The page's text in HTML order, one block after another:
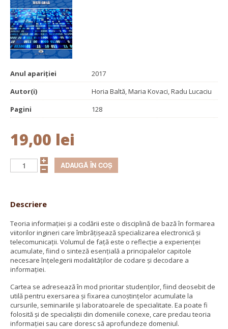
Anul apariției
2017
Autor(i)
Horia Baltă, Maria Kovaci, Radu Lucaciu
Pagini
128
19,00 lei
Descriere
Teoria informaţiei şi a codării este o disciplină de bază în formarea
viitorilor ingineri care îmbrăţişează specializarea electronică şi
telecomunicaţii. Volumul de faţă este o reflecţie a experienţei
acumulate, fiind o sinteză esenţială a principalelor capitole
necesare înţelegerii modalităţilor de codare şi decodare a
informaţiei.
Cartea se adresează în mod prioritar studenţilor, fiind deosebit de
utilă pentru exersarea şi fixarea cunoştinţelor acumulate la
cursurile, seminariile şi laboratoarele de specialitate. Ea poate fi
folosită şi de specialiştii din domeniile conexe, care predau teoria
informaţiei sau care doresc să aprofundeze domeniul.